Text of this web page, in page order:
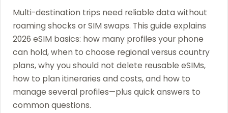
Multi-destination trips need reliable data without
roaming shocks or SIM swaps. This guide explains
2026 eSIM basics: how many profiles your phone
can hold, when to choose regional versus country
plans, why you should not delete reusable eSIMs,
how to plan itineraries and costs, and how to
manage several profiles—plus quick answers to
common questions.